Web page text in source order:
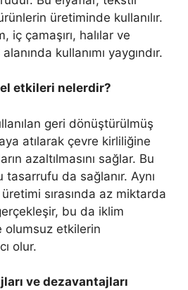
üretiminde kullanılır.
iç çamaşırı, halılar ve
kullanımı yaygındır.
etkileri nelerdir?
geri dönüştürülmüş
atılarak çevre kirliliğine
azaltılmasını sağlar. Bu
da sağlanır. Aynı
sırasında az miktarda
bu da iklim
olumsuz etkilerin
olur.
ve dezavantajları